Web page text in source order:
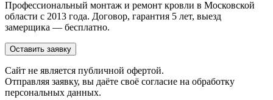
Профессиональный монтаж и ремонт кровли в Московской
области с 2013 года. Договор, гарантия 5 лет, выезд
замерщика — бесплатно.
Оставить заявку
Cайт не является публичной офертой.
Отправляя заявку, вы даёте своё согласие на обработку
персональных данных.